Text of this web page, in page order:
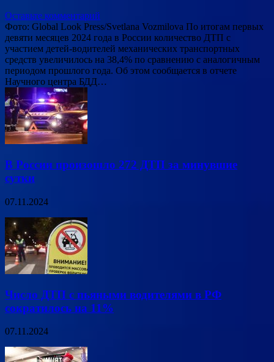
Оставьте комментарий
Фото: Global Look Press/Svetlana Vozmilova По итогам первых
девяти месяцев 2024 года в России количество ДТП с
участием детей-водителей механических транспортных
средств увеличилось на 38,4% по сравнению с аналогичным
периодом прошлого года. Об этом сообщается в отчете
Научного центра БДД…
В России произошло 272 ДТП за минувшие
сутки
07.11.2024
Число ДТП с пьяными водителями в РФ
сократилось на 11%
07.11.2024